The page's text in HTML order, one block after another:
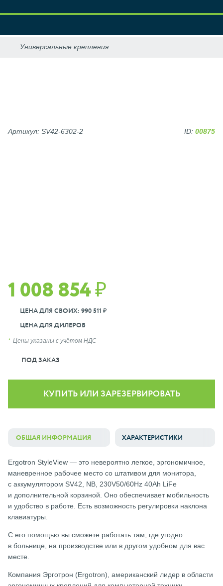
1 008 854 ₽
ЦЕНА ДЛЯ СВОИХ: 990 511 ₽
ЦЕНА ДЛЯ ДИЛЕРОВ
Цены указаны с учётом НДС
ПОД ЗАКАЗ
Артикул: SV42-6302-2 ID: 00875
КУПИТЬ ИЛИ ЗАРЕЗЕРВИРОВАТЬ
ОБЩАЯ ИНФОРМАЦИЯ ХАРАКТЕРИСТИКИ
Ergotron StyleView — это невероятно легкое, эргономичное,
маневренное рабочее место со штативом для монитора,
с аккумулятором SV42, NB, 230V50/60Hz 40Ah LiFe
и дополнительной корзиной. Оно обеспечивает мобильность
и удобство в работе. Есть возможность регулировки наклона
клавиатуры.
С его помощью вы сможете работать там, где угодно:
в больнице, на производстве или в другом удобном для вас
месте.
Компания Эрготрон (Ergotron), американский лидер в области